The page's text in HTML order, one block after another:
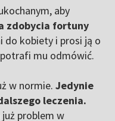
aby
zdobycia fortuny
do kobiety i prosi ją o
mu odmówić.
w normie. Jedynie
leczenia.
już problem w